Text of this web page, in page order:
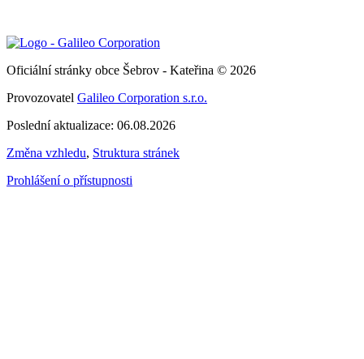
Oficiální stránky obce Šebrov - Kateřina © 2026
Provozovatel Galileo Corporation s.r.o.
Poslední aktualizace: 06.08.2026
Změna vzhledu, Struktura stránek
Prohlášení o přístupnosti